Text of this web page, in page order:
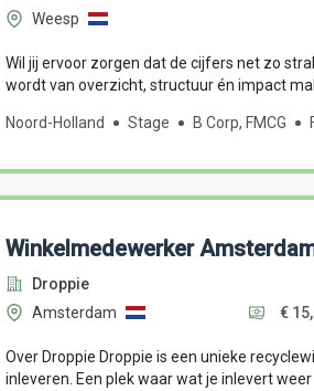
Weesp
Wil jij ervoor zorgen dat de cijfers net zo
wordt van overzicht, structuur én impact
Noord-Holland Stage B Corp, FMCG
Winkelmedewerker
Droppie
Amsterdam
€
Over Droppie Droppie is een unieke
inleveren. Een plek waar wat je inlevert